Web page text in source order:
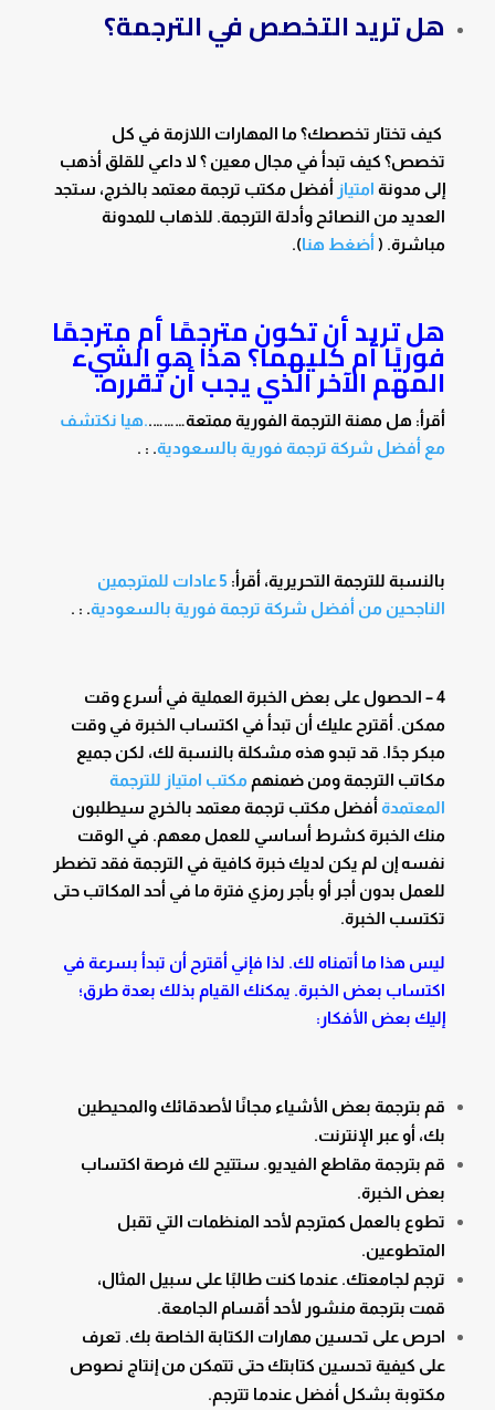
هل تريد التخصص في الترجمة؟
كيف تختار تخصصك؟ ما المهارات اللازمة في كل
تخصص؟ كيف تبدأ في مجال معين ؟ لا داعي للقلق أذهب
إلى مدونة امتياز أفضل مكتب ترجمة معتمد بالخرج، ستجد
العديد من النصائح وأدلة الترجمة. للذهاب للمدونة
مباشرة. ( أضغط هنا).
هل تريد أن تكون مترجمًا أم مترجمًا
فوريًا أم كليهما؟ هذا هو الشيء
المهم الآخر الذي يجب أن تقرره.
أقرأ: هل مهنة الترجمة الفورية ممتعة………..هيا نكتشف
مع أفضل شركة ترجمة فورية بالسعودية. : .
بالنسبة للترجمة التحريرية، أقرأ:
5 عادات للمترجمين
الناجحين من أفضل شركة ترجمة فورية بالسعودية. : .
4 – الحصول على بعض الخبرة العملية في أسرع وقت
ممكن. أقترح عليك أن تبدأ في اكتساب الخبرة في وقت
مبكر جدًا. قد تبدو هذه مشكلة بالنسبة لك، لكن جميع
مكاتب الترجمة ومن ضمنهم مكتب امتياز للترجمة
المعتمدةأفضل مكتب ترجمة معتمد بالخرج سيطلبون
منك الخبرة كشرط أساسي للعمل معهم. في الوقت
نفسه إن لم يكن لديك خبرة كافية في الترجمة فقد تضطر
للعمل بدون أجر أو بأجر رمزي فترة ما في أحد المكاتب حتى
تكتسب الخبرة.
ليس هذا ما أتمناه لك. لذا فإني أقترح أن تبدأ بسرعة في
اكتساب بعض الخبرة. يمكنك القيام بذلك بعدة طرق؛
إليك بعض الأفكار:
قم بترجمة بعض الأشياء مجانًا لأصدقائك والمحيطين
بك، أو عبر الإنترنت.
قم بترجمة مقاطع الفيديو. ستتيح لك فرصة اكتساب
بعض الخبرة.
تطوع بالعمل كمترجم لأحد المنظمات التي تقبل
المتطوعين.
ترجم لجامعتك. عندما كنت طالبًا على سبيل المثال،
قمت بترجمة منشور لأحد أقسام الجامعة.
احرص على تحسين مهارات الكتابة الخاصة بك. تعرف
على كيفية تحسين كتابتك حتى تتمكن من إنتاج نصوص
مكتوبة بشكل أفضل عندما تترجم.